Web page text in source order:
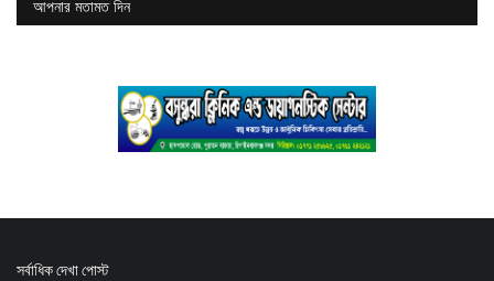
আপনার মতামত দিন
সর্বাধিক দেখা পোস্ট